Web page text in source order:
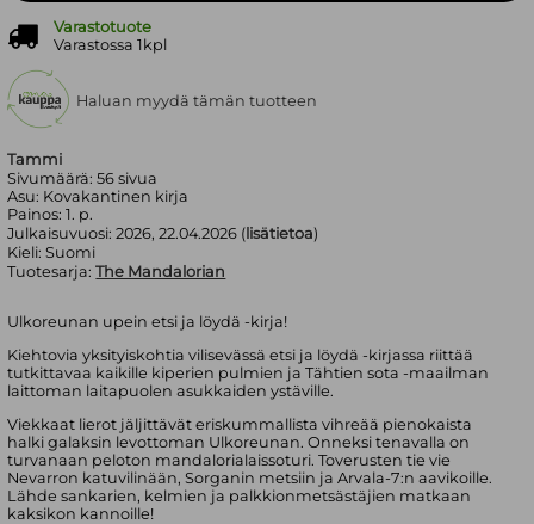
Tammi
Sivumäärä:56 sivua
Asu: Kovakantinen kirja
Painos:1. p.
Julkaisuvuosi:2026, 22.04.2026 ( lisätietoa)
Kieli:Suomi
Tuotesarja: The Mandalorian
Ulkoreunan upein etsi ja löydä -kirja!
Kiehtovia yksityiskohtia vilisevässä etsi ja löydä -kirjassa riittää
tutkittavaa kaikille kiperien pulmien ja Tähtien sota -maailman
laittoman laitapuolen asukkaiden ystäville.
Viekkaat lierot jäljittävät eriskummallista vihreää pienokaista
halki galaksin levottoman Ulkoreunan. Onneksi tenavalla on
turvanaan peloton mandalorialaissoturi. Toverusten tie vie
Nevarron katuvilinään, Sorganin metsiin ja Arvala-7:n aavikoille.
Lähde sankarien, kelmien ja palkkionmetsästäjien matkaan
kaksikon kannoille!
Varastotuote
Varastossa 1kpl
Haluan myydä tämän tuotteen